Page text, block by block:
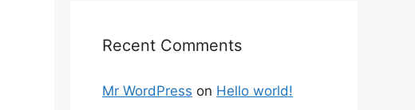
Recent Comments
Mr WordPress on Hello world!